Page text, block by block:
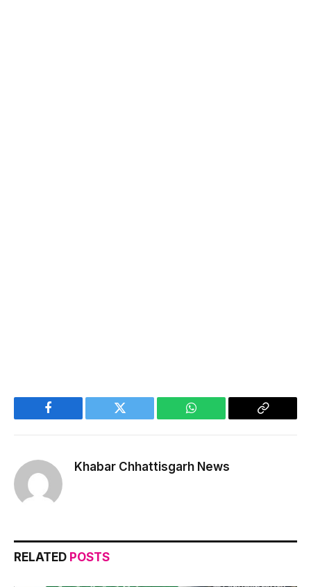
Facebook Twitter WhatsApp
Copy
Khabar Chhattisgarh News
RELATED POSTS